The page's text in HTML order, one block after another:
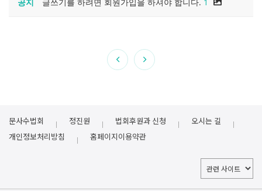
문사수법회 정진원 법회후원과 신청 오시는 길
개인정보처리방침 홈페이지이용약관